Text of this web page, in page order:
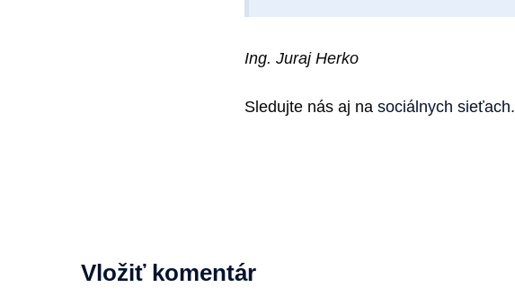
Ing. Juraj Herko
Sledujte nás aj na sociálnych sieťach.
Vložiť komentár